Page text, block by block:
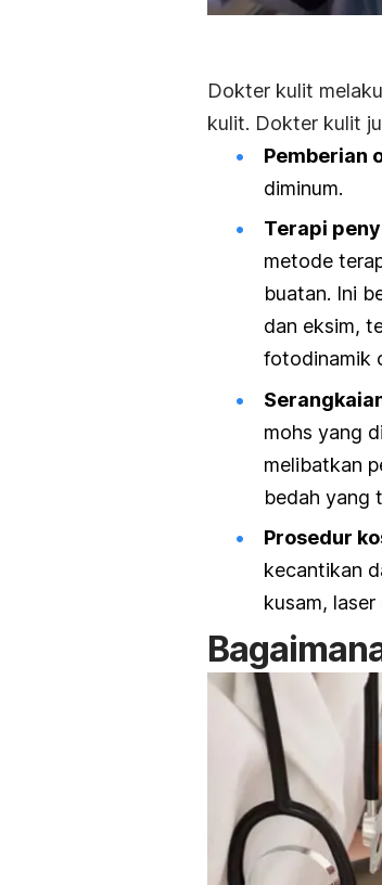
Dokter kulit
kulit. Dokter kulit
Pemberian
diminum.
Terapi
metode
buatan. Ini
dan eksim,
fotodinamik
mohs yang
melibatkan
bedah yang
Prosedur
kecantikan
kusam,